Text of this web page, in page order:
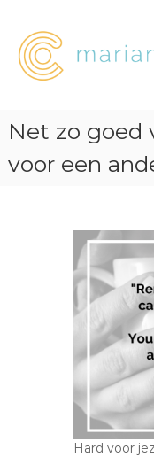
Net zo goed
voor een
Hard voor